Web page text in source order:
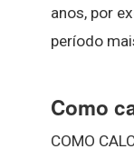
anos, por
período
Como
COMO